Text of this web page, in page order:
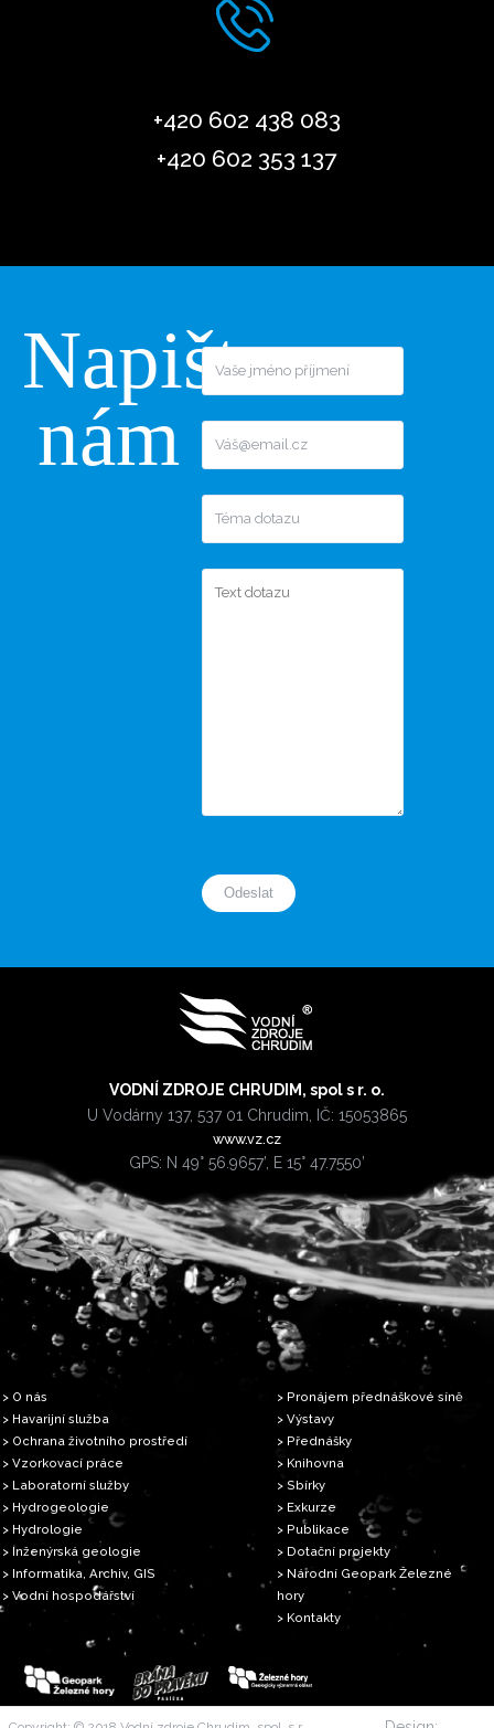
+420 602 438 083
+420 602 353 137
Napište
nám
VODNÍ ZDROJE CHRUDIM, spol s r. o.
U Vodárny 137, 537 01 Chrudim, IČ: 15053865
www.vz.cz
GPS: N 49° 56.9657’, E 15° 47.7550’
> O nás
> Havarijní služba
> Ochrana životního prostředí
> Vzorkovací práce
> Laboratorní služby
> Hydrogeologie
> Hydrologie
> Inženýrská geologie
> Informatika, Archiv, GIS
> Vodní hospodářství
> Pronájem přednáškové síně
> Výstavy
> Přednášky
> Knihovna
> Sbírky
> Exkurze
> Publikace
> Dotační projekty
> Národní Geopark Železné
hory
> Kontakty